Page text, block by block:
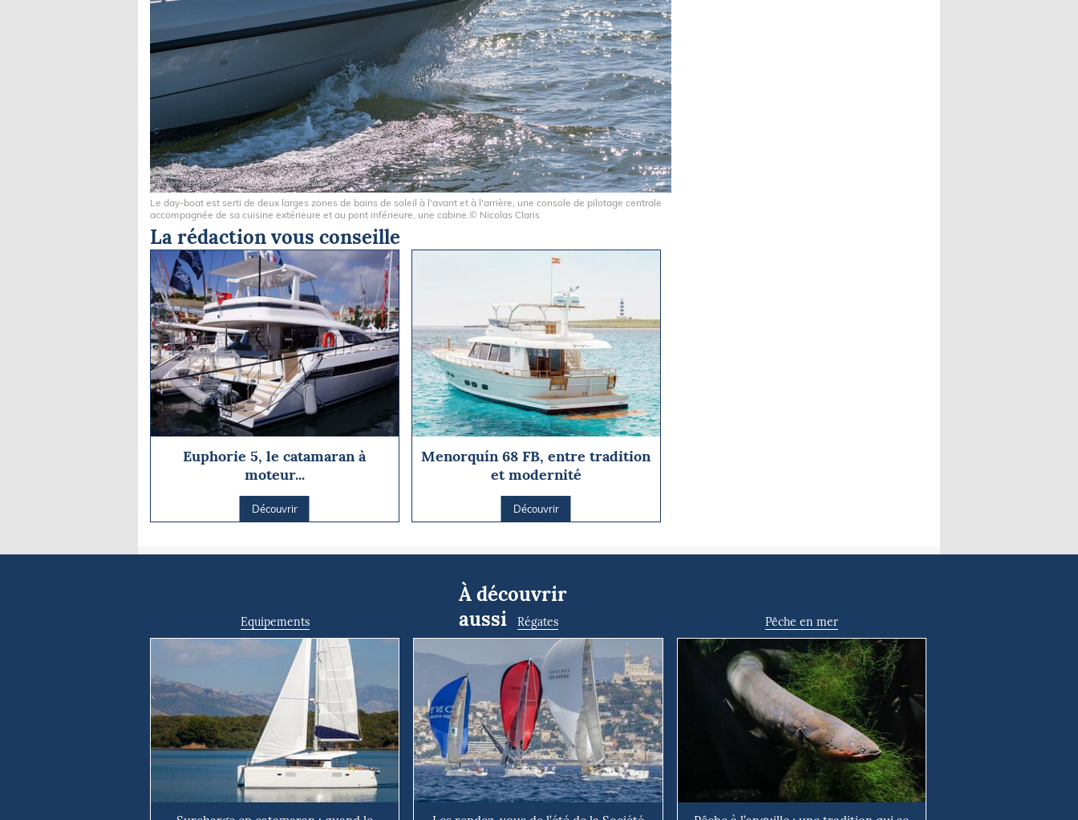
Le day-boat est serti de deux larges zones de bains de soleil à l'avant et à l'arrière, une console de pilotage centrale
accompagnée de sa cuisine extérieure et au pont inférieure, une cabine.© Nicolas Claris
La rédaction vous conseille
Euphorie 5, le catamaran à
moteur...
Découvrir
Menorquín 68 FB, entre tradition
et modernité
Découvrir
À découvrir
aussi
Equipements Régates Pêche en mer